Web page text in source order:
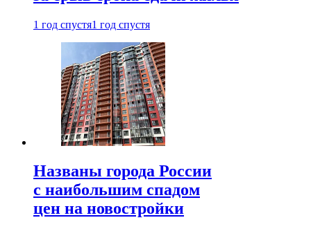
1 год спустя1 год спустя
Названы города России
с наибольшим спадом
цен на новостройки